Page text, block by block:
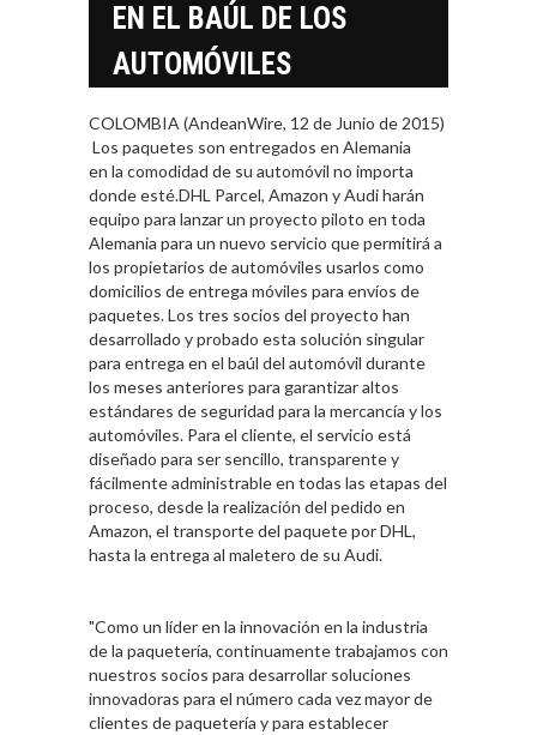
EN EL BAÚL DE LOS
AUTOMÓVILES
COLOMBIA (AndeanWire, 12 de Junio de 2015)
Los paquetes son entregados en Alemania
en la comodidad de su automóvil no importa
donde esté.DHL Parcel, Amazon y Audi harán
equipo para lanzar un proyecto piloto en toda
Alemania para un nuevo servicio que permitirá a
los propietarios de automóviles usarlos como
domicilios de entrega móviles para envíos de
paquetes. Los tres socios del proyecto han
desarrollado y probado esta solución singular
para entrega en el baúl del automóvil durante
los meses anteriores para garantizar altos
estándares de seguridad para la mercancía y los
automóviles. Para el cliente, el servicio está
diseñado para ser sencillo, transparente y
fácilmente administrable en todas las etapas del
proceso, desde la realización del pedido en
Amazon, el transporte del paquete por DHL,
hasta la entrega al maletero de su Audi.
"Como un líder en la innovación en la industria
de la paquetería, continuamente trabajamos con
nuestros socios para desarrollar soluciones
innovadoras para el número cada vez mayor de
clientes de paquetería y para establecer